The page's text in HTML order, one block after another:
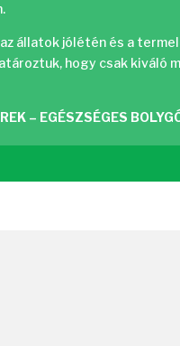
állatok jólétén és a
hogy csak kiváló
– EGÉSZSÉGES